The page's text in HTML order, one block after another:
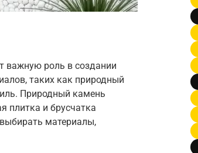
важную роль в создании
таких как природный
Природный камень
плитка и брусчатка
материалы,